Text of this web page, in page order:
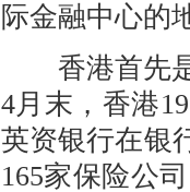
际金融中心的
香港首先是
4月末，香港
英资银行在银
165家保险公